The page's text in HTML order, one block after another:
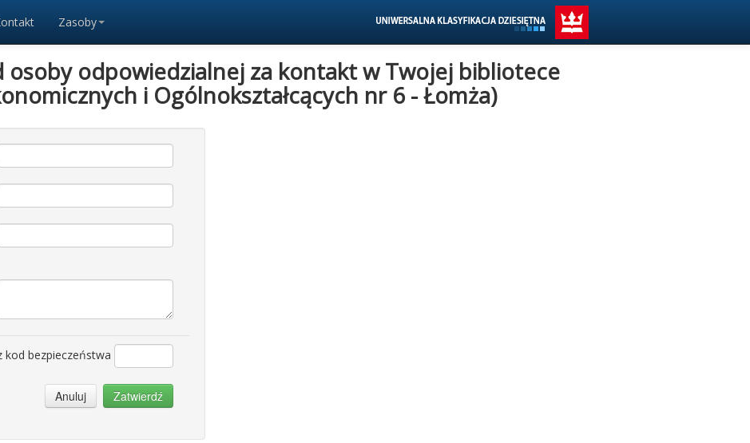
Zasoby
osoby odpowiedzialnej za kontakt w Twojej bibliotece
i Ogólnokształcących nr 6 - Łomża)
kod bezpieczeństwa
Anuluj Zatwierdź